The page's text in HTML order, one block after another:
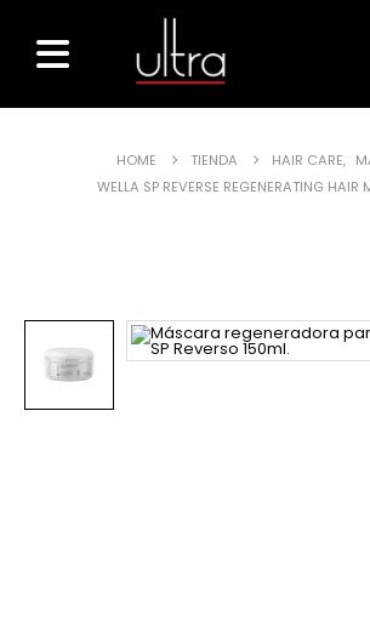
HOME TIENDA HAIR CARE,
WELLA SP REVERSE REGENERATING HAIR